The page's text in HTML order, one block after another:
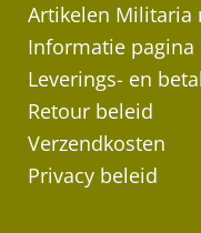
Artikelen Militaria
Informatie pagina
Leverings- en
Retour beleid
Verzendkosten
Privacy beleid